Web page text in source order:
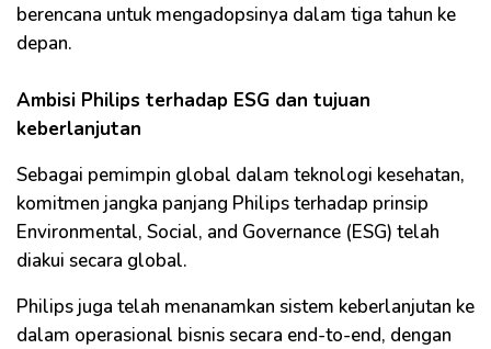
berencana untuk mengadopsinya dalam tiga tahun ke
depan.
Ambisi Philips terhadap ESG dan tujuan
keberlanjutan
Sebagai pemimpin global dalam teknologi kesehatan,
komitmen jangka panjang Philips terhadap prinsip
Environmental, Social, and Governance (ESG) telah
diakui secara global.
Philips juga telah menanamkan sistem keberlanjutan ke
dalam operasional bisnis secara end-to-end, dengan